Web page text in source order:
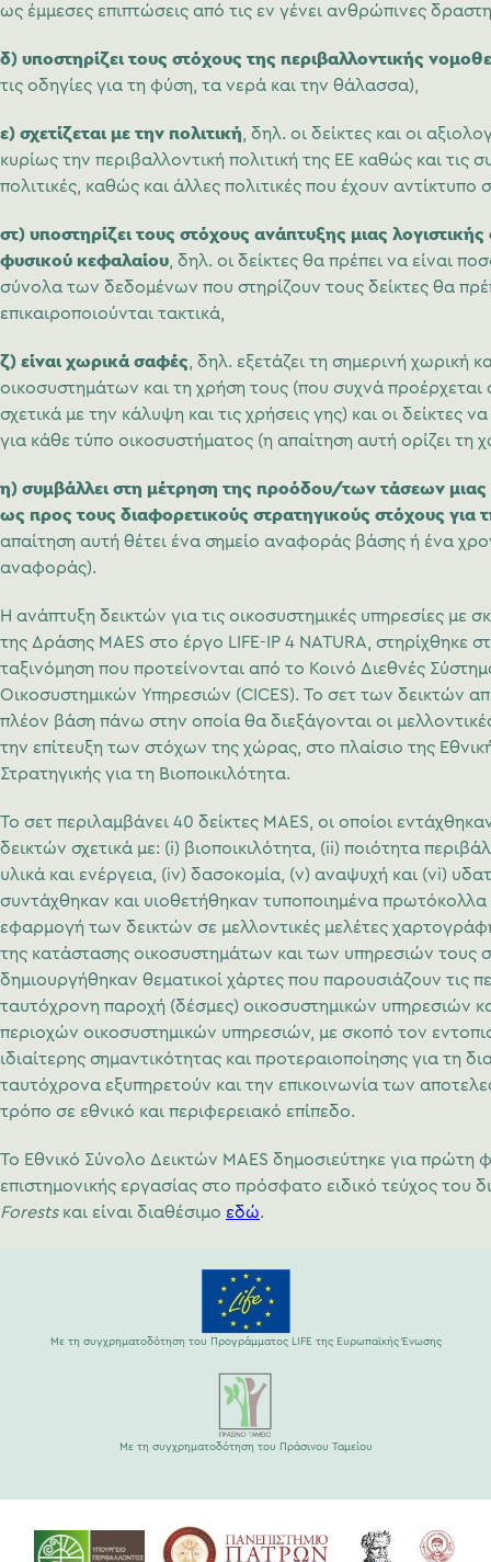
ως έμμεσες επιπτώσεις από τις εν γένει ανθρώπινες
δ)υποστηρίζει τους στόχους της περιβαλλοντικής
τις οδηγίες για τη φύση, τα νερά και την θάλασσα),
ε)σχετίζεται με την πολιτική , δηλ. οι δείκτες και οι
κυρίως την περιβαλλοντική πολιτική της ΕΕ καθώς και τις
πολιτικές, καθώς και άλλες πολιτικές που έχουν αντίκτυπο
στ)υποστηρίζει τους στόχους ανάπτυξης μιας
φυσικού κεφαλαίου , δηλ. οι δείκτες θα πρέπει να είναι
σύνολα των δεδομένων που στηρίζουν τους δείκτες θα
επικαιροποιούνται τακτικά,
ζ)είναι χωρικά σαφές , δηλ. εξετάζει τη σημερινή χωρική
οικοσυστημάτων και τη χρήση τους (που συχνά
σχετικά με την κάλυψη και τις χρήσεις γης) και οι δείκτες
για κάθε τύπο οικοσυστήματος (η απαίτηση αυτή ορίζει τη
η)συμβάλλει στη μέτρηση της προόδου/των τάσεων μιας
ως προς τους διαφορετικούς στρατηγικούς στόχους για
απαίτηση αυτή θέτει ένα σημείο αναφοράς βάσης ή ένα
αναφοράς).
Η ανάπτυξη δεικτών για τις οικοσυστημικές υπηρεσίες με
της Δράσης MAES στο έργο LIFE-IP 4 NATURA, στηρίχθηκε
ταξινόμηση που προτείνονται από το Κοινό Διεθνές
Οικοσυστημικών Υπηρεσιών (CICES). Το σετ των δεικτών
πλέον βάση πάνω στην οποία θα διεξάγονται οι
την επίτευξη των στόχων της χώρας, στο πλαίσιο της
Στρατηγικής για τη Βιοποικιλότητα.
Το σετ περιλαμβάνει 40 δείκτες MAES, οι οποίοι
δεικτών σχετικά με: (i) βιοποικιλότητα, (ii) ποιότητα
υλικά και ενέργεια, (iv) δασοκομία, (v) αναψυχή και (vi)
συντάχθηκαν και υιοθετήθηκαν τυποποιημένα πρωτόκολλα
εφαρμογή των δεικτών σε μελλοντικές μελέτες
της κατάστασης οικοσυστημάτων και των υπηρεσιών τους
δημιουργήθηκαν θεματικοί χάρτες που παρουσιάζουν τις
ταυτόχρονη παροχή (δέσμες) οικοσυστημικών υπηρεσιών
περιοχών οικοσυστημικών υπηρεσιών, με σκοπό τον
ιδιαίτερης σημαντικότητας και προτεραιοποίησης για τη
ταυτόχρονα εξυπηρετούν και την επικοινωνία των
τρόπο σε εθνικό και περιφερειακό επίπεδο.
Το Εθνικό Σύνολο Δεικτών MAES δημοσιεύτηκε για πρώτη
επιστημονικής εργασίας στο πρόσφατο ειδικό τεύχος του
Forestsκαι είναι διαθέσιμο εδώ.
Με τη συγχρηματοδότηση του Προγράμματος LIFE της Ευρωπαϊκής Ένωσης
Με τη συγχρηματοδότηση του Πράσινου Ταμείου